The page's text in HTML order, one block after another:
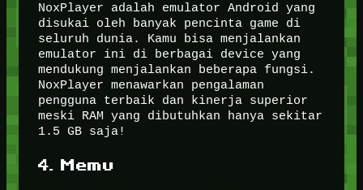
NoxPlayer adalah emulator Android yang
disukai oleh banyak pencinta game di
seluruh dunia. Kamu bisa menjalankan
emulator ini di berbagai device yang
mendukung menjalankan beberapa fungsi.
NoxPlayer menawarkan pengalaman
pengguna terbaik dan kinerja superior
meski RAM yang dibutuhkan hanya sekitar
1.5 GB saja!
4. Memu